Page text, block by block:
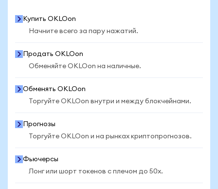
Купить OKLOon
Начните всего за пару нажатий.
Продать OKLOon
Обменяйте OKLOon на наличные.
Обменять OKLOon
Торгуйте OKLOon внутри и между блокчейнами.
Прогнозы
Торгуйте OKLOon и на рынках криптопрогнозов.
Фьючерсы
Лонг или шорт токенов с плечом до 50x.